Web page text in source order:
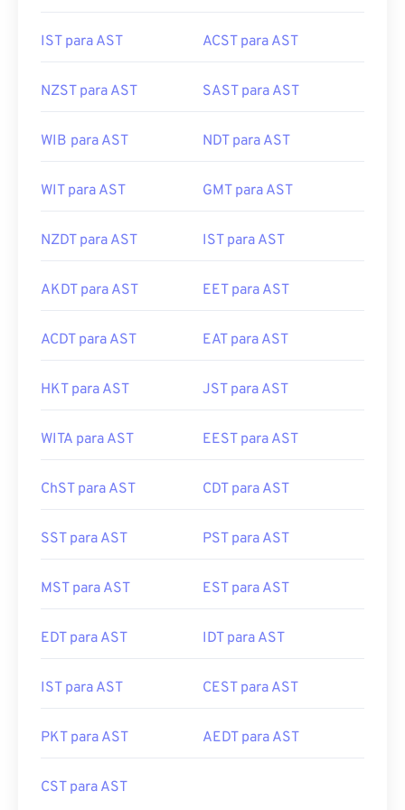
IST para AST ACST para AST
NZST para AST SAST para AST
WIB para AST NDT para AST
WIT para AST GMT para AST
NZDT para AST IST para AST
AKDT para AST EET para AST
ACDT para AST EAT para AST
HKT para AST JST para AST
WITA para AST EEST para AST
ChST para AST CDT para AST
SST para AST PST para AST
MST para AST EST para AST
EDT para AST IDT para AST
IST para AST CEST para AST
PKT para AST AEDT para AST
CST para AST